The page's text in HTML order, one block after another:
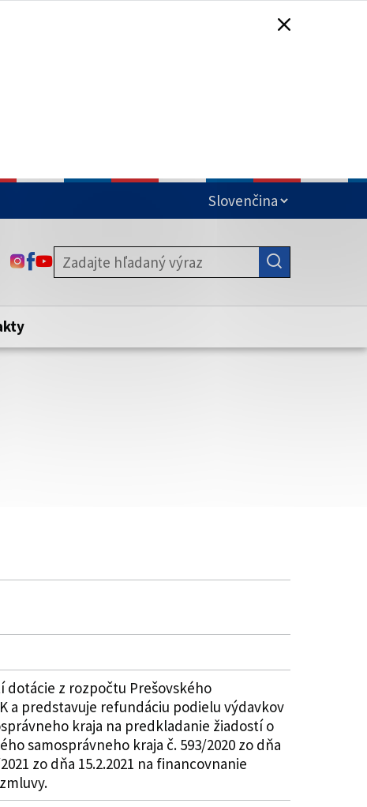
Zabezpečená stránka vždy začína
webového sídla.
ODKAZ SA OTVORÍ NA NOVEJ KARTE
ODKAZ SA OTVORÍ NA NOVEJ KARTE
ODKAZ SA OTVORÍ NA NOVEJ KARTE
z rozpočtu Prešovského
a predstavuje refundáciu podielu výdavkov
kraja na predkladanie žiadostí o
samosprávneho kraja č. 593/2020 zo dňa
zo dňa 15.2.2021 na financovnanie